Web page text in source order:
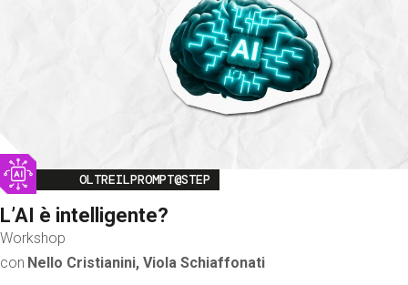
Image
OLTREILPROMPT@STEP
L’AI è intelligente?
Workshop
con Nello Cristianini, Viola Schiaffonati